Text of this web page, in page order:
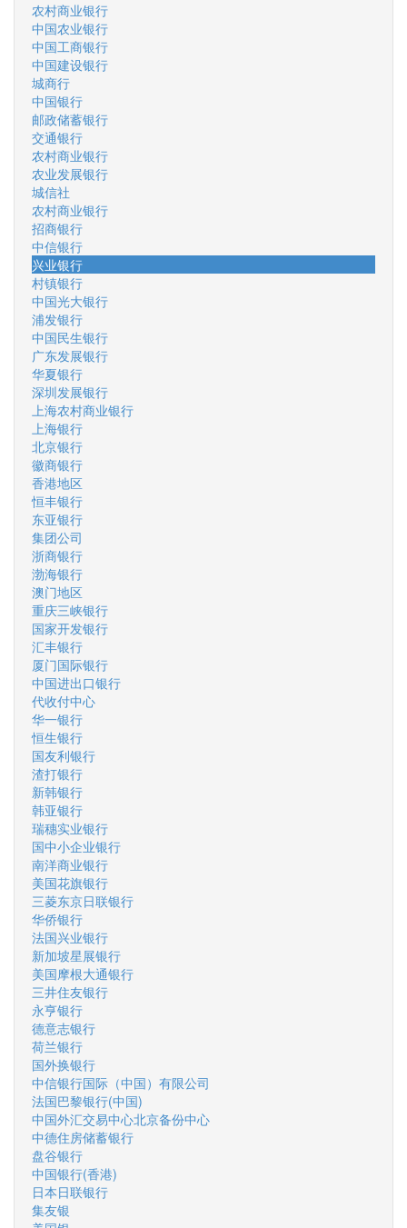
农村商业银行
中国农业银行
中国工商银行
中国建设银行
城商行
中国银行
邮政储蓄银行
交通银行
农村商业银行
农业发展银行
城信社
农村商业银行
招商银行
中信银行
兴业银行
村镇银行
中国光大银行
浦发银行
中国民生银行
广东发展银行
华夏银行
深圳发展银行
上海农村商业银行
上海银行
北京银行
徽商银行
香港地区
恒丰银行
东亚银行
集团公司
浙商银行
渤海银行
澳门地区
重庆三峡银行
国家开发银行
汇丰银行
厦门国际银行
中国进出口银行
代收付中心
华一银行
恒生银行
国友利银行
渣打银行
新韩银行
韩亚银行
瑞穗实业银行
国中小企业银行
南洋商业银行
美国花旗银行
三菱东京日联银行
华侨银行
法国兴业银行
新加坡星展银行
美国摩根大通银行
三井住友银行
永亨银行
德意志银行
荷兰银行
国外换银行
中信银行国际（中国）有限公司
法国巴黎银行(中国)
中国外汇交易中心北京备份中心
中德住房储蓄银行
盘谷银行
中国银行(香港)
日本日联银行
集友银